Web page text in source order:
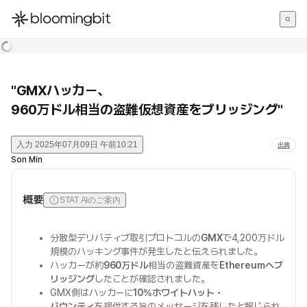
한국어
"GMXハッカー、
960万ドル相当の盗難仮想資産をブリッジング"
入力 2025年07月09日 午前10:21 出典
Son Min
概要 STAT AIのご案内
分散型デリバティブ取引プロトコルのGMXで4,200万ドル
規模のハッキング事件が発生したと伝えられました。
ハッカーが約960万ドル相当の盗難資産をEthereumへブ
リッジングしたことが確認されました。
GMX側はハッカーに10%ホワイトハット・